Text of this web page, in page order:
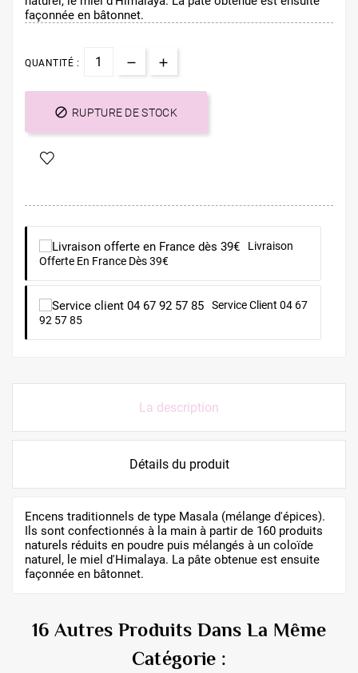
façonnée en bâtonnet.
QUANTITÉ :
 RUPTURE DE STOCK
Livraison
Offerte En France Dès 39€
Service Client 04 67
92 57 85
La description
Détails du produit
Encens traditionnels de type Masala (mélange d'épices).
Ils sont confectionnés à la main à partir de 160 produits
naturels réduits en poudre puis mélangés à un coloïde
naturel, le miel d'Himalaya. La pâte obtenue est ensuite
façonnée en bâtonnet.
16 Autres Produits Dans La Même
Catégorie :